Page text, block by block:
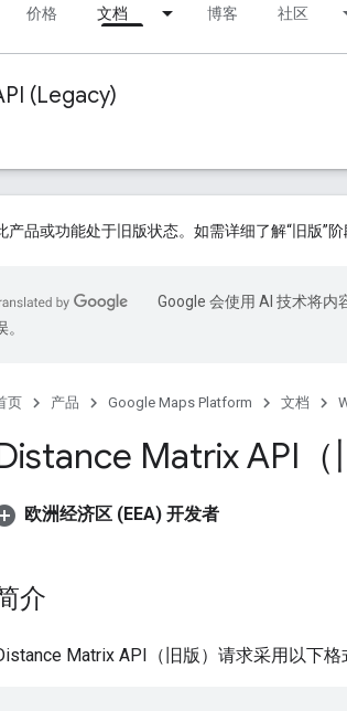
价格 文档 博客 社区
(Legacy)
产品或功能处于旧版状态。如需详细了解“旧版”
Google 会使用 AI 技术将
。
页 产品 Google Maps Platform 文档
Matrix API
欧洲经济区 (EEA) 开发者
介
Matrix API（旧版）请求采用以下格